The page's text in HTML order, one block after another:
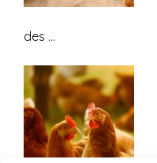
des ...